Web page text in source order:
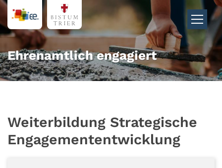
Zum Inhalt springen
Ehrenamtlich engagiert
Weiterbildung Strategische
Engagemententwicklung